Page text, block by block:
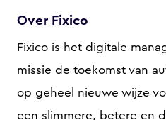
Over Fixico
Fixico is het digitale
missie de toekomst van
op geheel nieuwe wijze
een slimmere, betere en